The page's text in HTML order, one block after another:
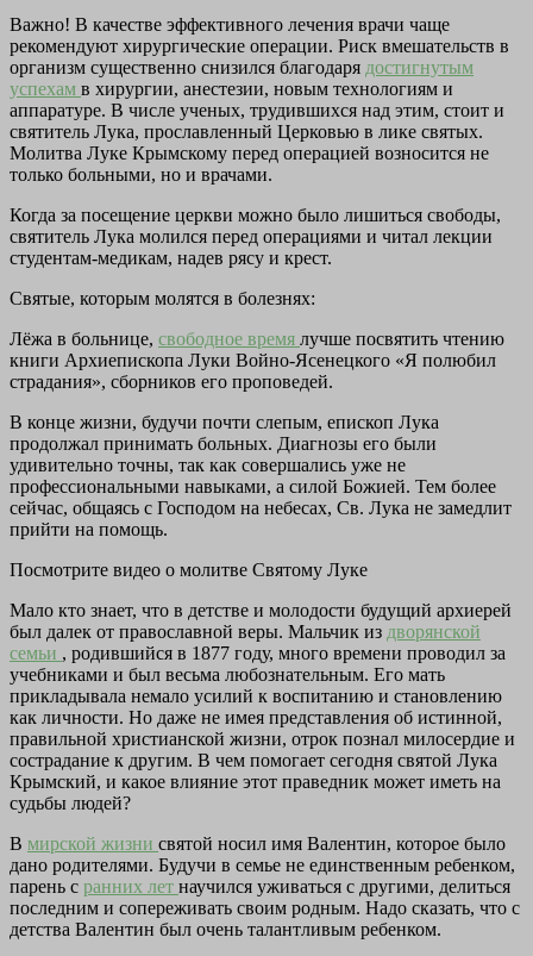
Важно! В качестве эффективного лечения врачи чаще
рекомендуют хирургические операции. Риск вмешательств в
организм существенно снизился благодаря достигнутым
успехам в хирургии, анестезии, новым технологиям и
аппаратуре. В числе ученых, трудившихся над этим, стоит и
святитель Лука, прославленный Церковью в лике святых.
Молитва Луке Крымскому перед операцией возносится не
только больными, но и врачами.
Когда за посещение церкви можно было лишиться свободы,
святитель Лука молился перед операциями и читал лекции
студентам-медикам, надев рясу и крест.
Святые, которым молятся в болезнях:
Лёжа в больнице, свободное время лучше посвятить чтению
книги Архиепископа Луки Войно-Ясенецкого «Я полюбил
страдания», сборников его проповедей.
В конце жизни, будучи почти слепым, епископ Лука
продолжал принимать больных. Диагнозы его были
удивительно точны, так как совершались уже не
профессиональными навыками, а силой Божией. Тем более
сейчас, общаясь с Господом на небесах, Св. Лука не замедлит
прийти на помощь.
Посмотрите видео о молитве Святому Луке
Мало кто знает, что в детстве и молодости будущий архиерей
был далек от православной веры. Мальчик из дворянской
семьи , родившийся в 1877 году, много времени проводил за
учебниками и был весьма любознательным. Его мать
прикладывала немало усилий к воспитанию и становлению
как личности. Но даже не имея представления об истинной,
правильной христианской жизни, отрок познал милосердие и
сострадание к другим. В чем помогает сегодня святой Лука
Крымский, и какое влияние этот праведник может иметь на
судьбы людей?
В мирской жизни святой носил имя Валентин, которое было
дано родителями. Будучи в семье не единственным ребенком,
парень с ранних лет научился уживаться с другими, делиться
последним и сопереживать своим родным. Надо сказать, что с
детства Валентин был очень талантливым ребенком.